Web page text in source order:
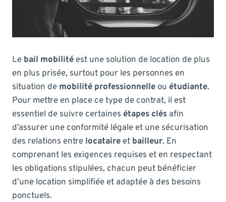
Le bail mobilité est une solution de location de plus
en plus prisée, surtout pour les personnes en
situation de mobilité professionnelle ou étudiante.
Pour mettre en place ce type de contrat, il est
essentiel de suivre certaines étapes clés afin
d’assurer une conformité légale et une sécurisation
des relations entre locataire et bailleur. En
comprenant les exigences requises et en respectant
les obligations stipulées, chacun peut bénéficier
d’une location simplifiée et adaptée à des besoins
ponctuels.